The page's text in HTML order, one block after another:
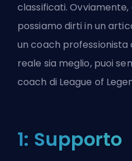
classificati.
possiamo dirti in un
un coach
reale sia meglio, puoi
coach di League of
1: Supporto